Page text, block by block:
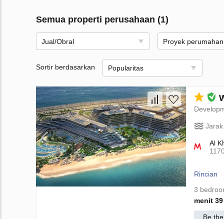
Semua properti perusahaan (1)
Jual/Obral Proyek perumahan
Sortir berdasarkan Popularitas
Al
Rincian
3
menit 39
Be